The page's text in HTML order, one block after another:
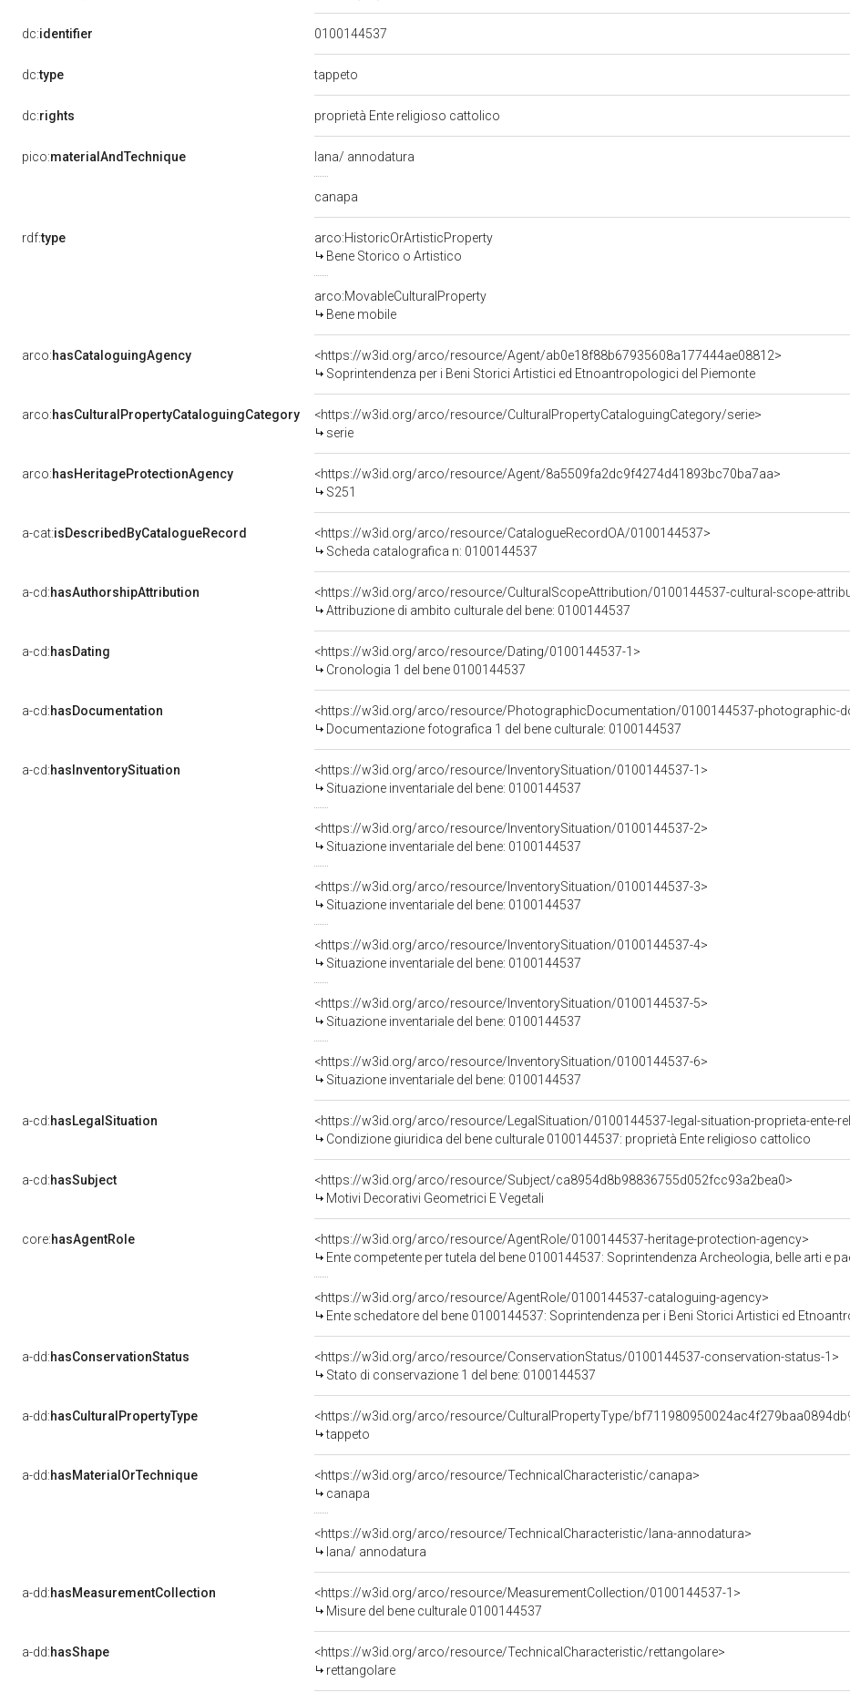
dc:identifier 0100144537
dc:type tappeto
dc:rights proprietà Ente religioso cattolico
pico:materialAndTechnique lana/ annodatura
canapa
rdf:type
arco:HistoricOrArtisticProperty
Bene Storico o Artistico
arco:MovableCulturalProperty
Bene mobile
arco:hasCataloguingAgency
<https://w3id.org/arco/resource/Agent/ab0e18f88b67935608a177444ae08812>
Soprintendenza per i Beni Storici Artistici ed Etnoantropologici del Piemonte
arco:hasCulturalPropertyCataloguingCategory
<https://w3id.org/arco/resource/CulturalPropertyCataloguingCategory/serie>
serie
arco:hasHeritageProtectionAgency
<https://w3id.org/arco/resource/Agent/8a5509fa2dc9f4274d41893bc70ba7aa>
S251
a-cat:isDescribedByCatalogueRecord
<https://w3id.org/arco/resource/CatalogueRecordOA/0100144537>
Scheda catalografica n: 0100144537
a-cd:hasAuthorshipAttribution
<https://w3id.org/arco/resource/CulturalScopeAttribution/0100144537-cultural-scope-
Attribuzione di ambito culturale del bene: 0100144537
a-cd:hasDating
<https://w3id.org/arco/resource/Dating/0100144537-1>
Cronologia 1 del bene 0100144537
a-cd:hasDocumentation
<https://w3id.org/arco/resource/PhotographicDocumentation/0100144537-photographic-
Documentazione fotografica 1 del bene culturale: 0100144537
a-cd:hasInventorySituation
<https://w3id.org/arco/resource/InventorySituation/0100144537-1>
Situazione inventariale del bene: 0100144537
<https://w3id.org/arco/resource/InventorySituation/0100144537-2>
Situazione inventariale del bene: 0100144537
<https://w3id.org/arco/resource/InventorySituation/0100144537-3>
Situazione inventariale del bene: 0100144537
<https://w3id.org/arco/resource/InventorySituation/0100144537-4>
Situazione inventariale del bene: 0100144537
<https://w3id.org/arco/resource/InventorySituation/0100144537-5>
Situazione inventariale del bene: 0100144537
<https://w3id.org/arco/resource/InventorySituation/0100144537-6>
Situazione inventariale del bene: 0100144537
a-cd:hasLegalSituation
<https://w3id.org/arco/resource/LegalSituation/0100144537-legal-situation-proprieta-ente-
Condizione giuridica del bene culturale 0100144537: proprietà Ente religioso cattolico
a-cd:hasSubject
<https://w3id.org/arco/resource/Subject/ca8954d8b98836755d052fcc93a2bea0>
Motivi Decorativi Geometrici E Vegetali
core:hasAgentRole
<https://w3id.org/arco/resource/AgentRole/0100144537-heritage-protection-agency>
Ente competente per tutela del bene 0100144537: Soprintendenza Archeologia, belle arti e
<https://w3id.org/arco/resource/AgentRole/0100144537-cataloguing-agency>
Ente schedatore del bene 0100144537: Soprintendenza per i Beni Storici Artistici ed
a-dd:hasConservationStatus
<https://w3id.org/arco/resource/ConservationStatus/0100144537-conservation-status-1>
Stato di conservazione 1 del bene: 0100144537
a-dd:hasCulturalPropertyType
<https://w3id.org/arco/resource/CulturalPropertyType/
tappeto
a-dd:hasMaterialOrTechnique
<https://w3id.org/arco/resource/TechnicalCharacteristic/canapa>
canapa
<https://w3id.org/arco/resource/TechnicalCharacteristic/lana-annodatura>
lana/ annodatura
a-dd:hasMeasurementCollection
<https://w3id.org/arco/resource/MeasurementCollection/0100144537-1>
Misure del bene culturale 0100144537
a-dd:hasShape
<https://w3id.org/arco/resource/TechnicalCharacteristic/rettangolare>
rettangolare